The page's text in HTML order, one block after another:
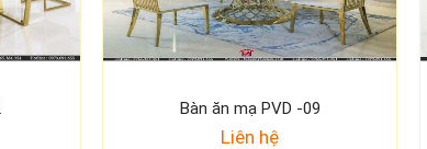
Bàn ăn mạ PVD -09
Liên hệ